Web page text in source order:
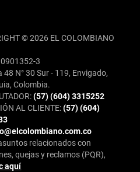
© 2026 EL COLOMBIANO
3
48 N° 30 Sur - 119, Envigado,
Colombia.
(57) (604) 3315252
AL CLIENTE:(57) (604)
relacionados con
quejas y reclamos (PQR),
aquí